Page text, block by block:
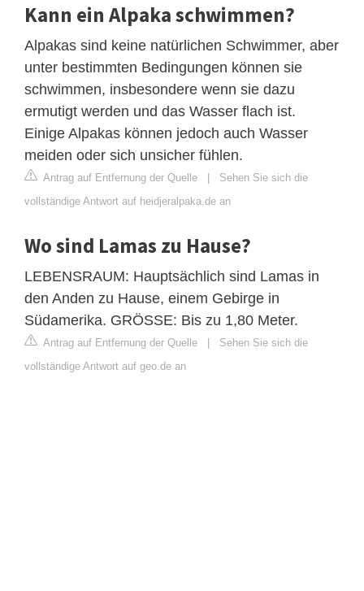
Kann ein Alpaka schwimmen?
Alpakas sind keine natürlichen Schwimmer, aber
unter bestimmten Bedingungen können sie
schwimmen, insbesondere wenn sie dazu
ermutigt werden und das Wasser flach ist.
Einige Alpakas können jedoch auch Wasser
meiden oder sich unsicher fühlen.
Antrag auf Entfernung der Quelle | Sehen Sie sich die
vollständige Antwort auf heidjeralpaka.de an
Wo sind Lamas zu Hause?
LEBENSRAUM: Hauptsächlich sind Lamas in
den Anden zu Hause, einem Gebirge in
Südamerika. GRÖSSE: Bis zu 1,80 Meter.
Antrag auf Entfernung der Quelle | Sehen Sie sich die
vollständige Antwort auf geo.de an